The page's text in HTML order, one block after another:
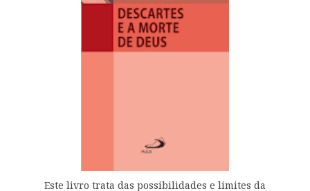
Este livro trata das possibilidades e limites da